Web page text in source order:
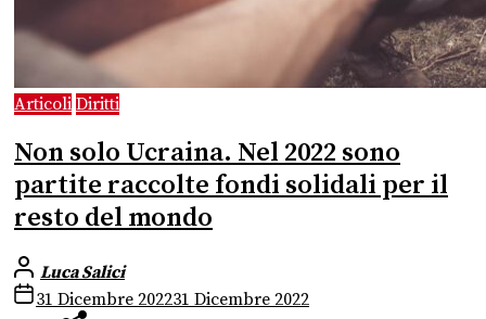
Articoli Diritti
Non solo Ucraina. Nel 2022 sono
partite raccolte fondi solidali per il
resto del mondo
Luca Salici
31 Dicembre 202231 Dicembre 2022